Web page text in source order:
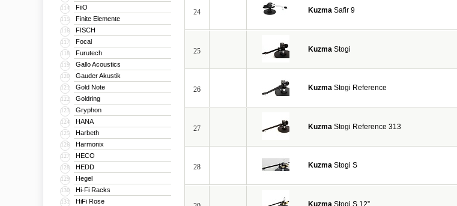
114 FiiO
115 Finite Elemente
116 FISCH
117 Focal
118 Furutech
119 Gallo Acoustics
120 Gauder Akustik
121 Gold Note
122 Goldring
123 Gryphon
124 HANA
125 Harbeth
126 Harmonix
127 HECO
128 HEDD
129 Hegel
130 Hi-Fi Racks
131 HiFi Rose
24 Kuzma Safir 9
25 Kuzma Stogi
26 Kuzma Stogi Reference
27 Kuzma Stogi Reference 313
28 Kuzma Stogi S
Kuzma Stogi S 12”